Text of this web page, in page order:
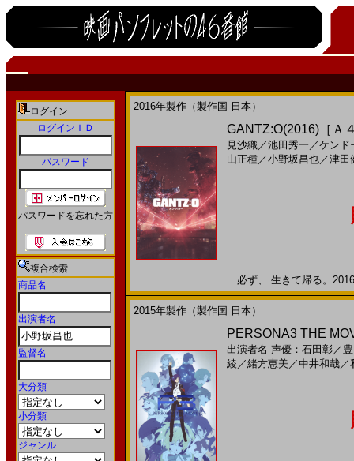
ログイン
ログインＩＤ
パスワード
パスワードを忘れた方
複合検索
商品名
出演者名
監督名
大分類
小分類
ジャンル
2016年製作（製作国 日本）
GANTZ:O(2016)［Ａ
見沙織／池田秀一 ／ケンド
山正種／小野坂昌也／津田
必ず、 生きて帰る。
2015年製作（製作国 日本）
PERSONA3 THE
出演者名 声優：石田彰／
綾／緒方恵美／中井和哉／